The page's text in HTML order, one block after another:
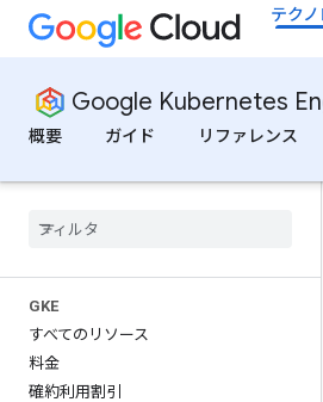
テク
Google Kubernetes
概要
ガイド リファレンス
GKE
すべてのリソース
料金
確約利用割引